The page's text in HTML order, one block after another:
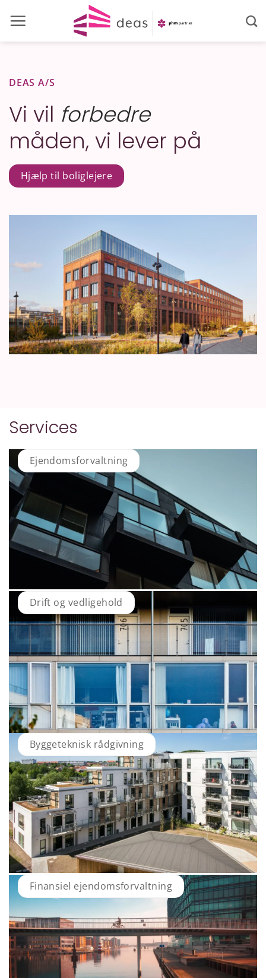
DEAS A/S
Vi vil forbedre
måden, vi lever på
Hjælp til boliglejere
Services
Ejendomsforvaltning
Drift og vedligehold
Byggeteknisk rådgivning
Finansiel ejendomsforvaltning